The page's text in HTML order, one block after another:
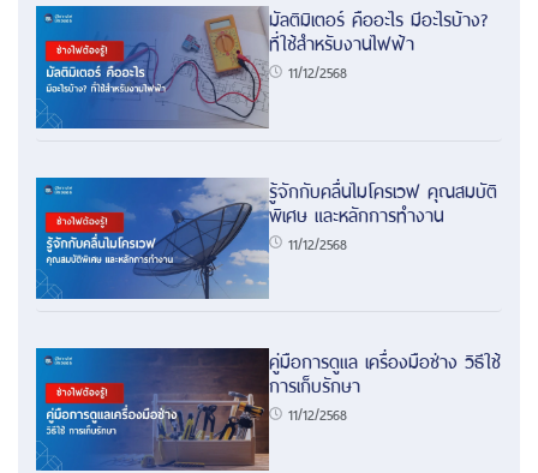
มัลติมิเตอร์ คืออะไร มีอะไรบ้าง?
ที่ใช้สำหรับงานไฟฟ้า
11/12/2568
รู้จักกับคลื่นไมโครเวฟ คุณสมบัติ
พิเศษ และหลักการทำงาน
11/12/2568
คู่มือการดูแล เครื่องมือช่าง วิธีใช้
การเก็บรักษา
11/12/2568